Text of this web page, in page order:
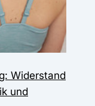
Widerstand
und